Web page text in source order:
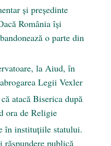
și președinte
România își
o parte din
la Aiud, în
Legii Vexler
atacă Biserica după
ora de Religie
în instituțiile statului.
răspundere publică